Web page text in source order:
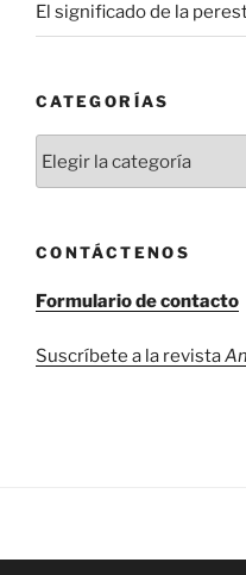
El significado de la
CATEGORÍAS
CONTÁCTENOS
Formulario de contacto
Suscríbete a la revista